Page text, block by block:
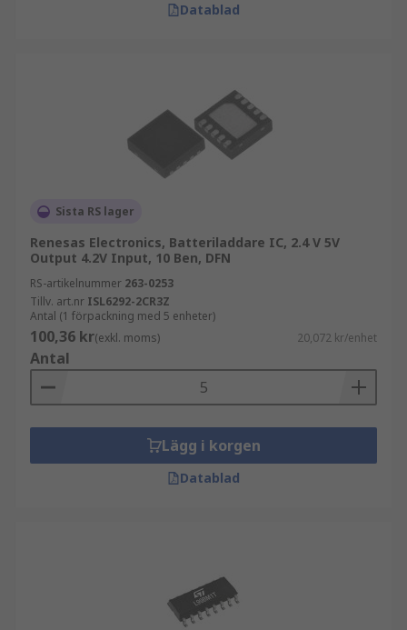
Datablad
Sista RS lager
Renesas Electronics, Batteriladdare IC, 2.4 V 5V
Output 4.2V Input, 10 Ben, DFN
RS-artikelnummer 263-0253
Tillv. art.nr ISL6292-2CR3Z
Antal (1 förpackning med 5 enheter)
100,36 kr(exkl. moms) 20,072 kr/enhet
Antal
Lägg i korgen
Datablad